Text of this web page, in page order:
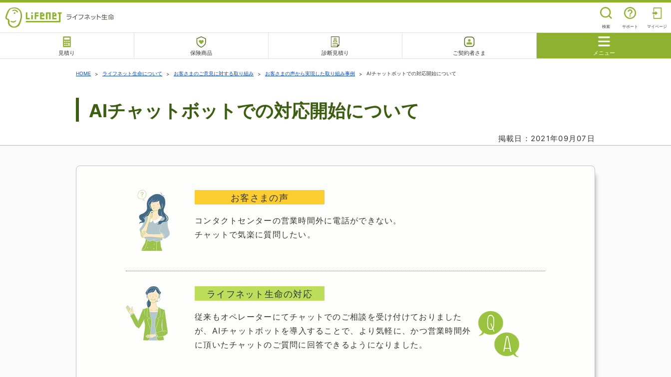
検索 サポート マイページ
見積り 保険商品 診断見積り ご契約者さま メニュー
チャットサポート
HOME ライフネット生命について お客さまのご意見に対する取り組み お客さまの声から実現した取り組み事例 AIチャットボットでの対応開始について
AIチャットボットでの対応開始について
掲載日：2021年09月07日
お客さまの声
コンタクトセンターの営業時間外に電話ができない。
チャットで気楽に質問したい。
ライフネット生命の対応
従来もオペレーターにてチャットでのご相談を受け付けておりました
が、AIチャットボットを導入することで、より気軽に、かつ営業時間外
に頂いたチャットのご質問に回答できるようになりました。